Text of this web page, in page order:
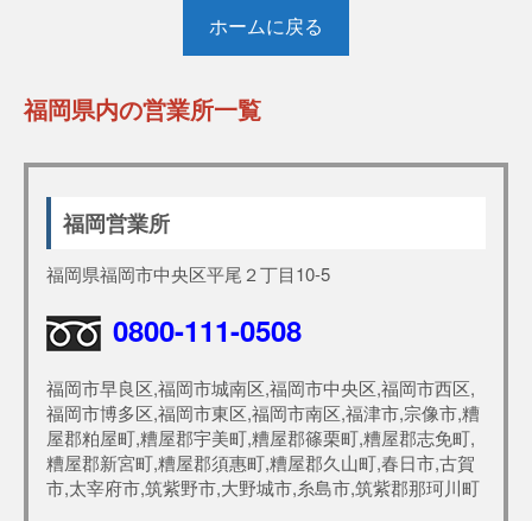
ホームに戻る
福岡県内の営業所一覧
福岡営業所
福岡県福岡市中央区平尾２丁目10-5
0800-111-0508
福岡市早良区,福岡市城南区,福岡市中央区,福岡市西区,
福岡市博多区,福岡市東区,福岡市南区,福津市,宗像市,糟
屋郡粕屋町,糟屋郡宇美町,糟屋郡篠栗町,糟屋郡志免町,
糟屋郡新宮町,糟屋郡須惠町,糟屋郡久山町,春日市,古賀
市,太宰府市,筑紫野市,大野城市,糸島市,筑紫郡那珂川町